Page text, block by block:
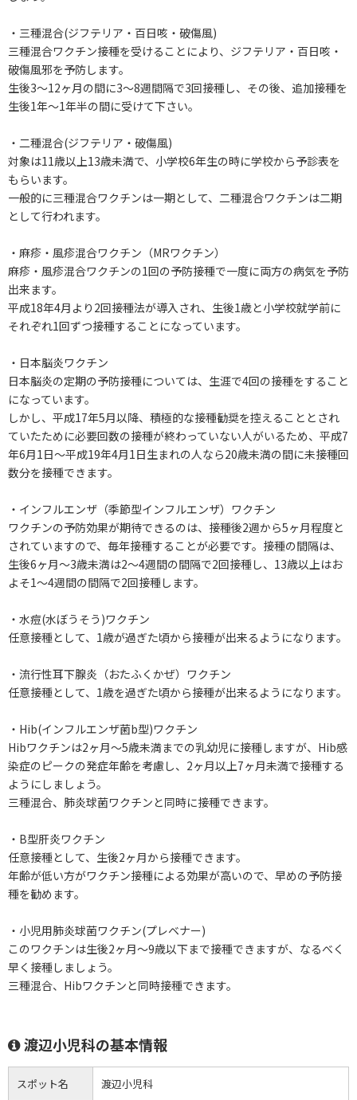
・三種混合(ジフテリア・百日咳・破傷風)
三種混合ワクチン接種を受けることにより、ジフテリア・百日咳・
破傷風邪を予防します。
生後3～12ヶ月の間に3～8週間隔で3回接種し、その後、追加接種を
生後1年～1年半の間に受けて下さい。
・二種混合(ジフテリア・破傷風)
対象は11歳以上13歳未満で、小学校6年生の時に学校から予診表を
もらいます。
一般的に三種混合ワクチンは一期として、二種混合ワクチンは二期
として行われます。
・麻疹・風疹混合ワクチン（MRワクチン）
麻疹・風疹混合ワクチンの1回の予防接種で一度に両方の病気を予防
出来ます。
平成18年4月より2回接種法が導入され、生後1歳と小学校就学前に
それぞれ1回ずつ接種することになっています。
・日本脳炎ワクチン
日本脳炎の定期の予防接種については、生涯で4回の接種をすること
になっています。
しかし、平成17年5月以降、積極的な接種勧奨を控えることとされ
ていたために必要回数の接種が終わっていない人がいるため、平成7
年6月1日～平成19年4月1日生まれの人なら20歳未満の間に未接種回
数分を接種できます。
・インフルエンザ（季節型インフルエンザ）ワクチン
ワクチンの予防効果が期待できるのは、接種後2週から5ヶ月程度と
されていますので、毎年接種することが必要です。接種の間隔は、
生後6ヶ月～3歳未満は2～4週間の間隔で2回接種し、13歳以上はお
よそ1～4週間の間隔で2回接種します。
・水痘(水ぼうそう)ワクチン
任意接種として、1歳が過ぎた頃から接種が出来るようになります。
・流行性耳下腺炎（おたふくかぜ）ワクチン
任意接種として、1歳を過ぎた頃から接種が出来るようになります。
・Hib(インフルエンザ菌b型)ワクチン
Hibワクチンは2ヶ月～5歳未満までの乳幼児に接種しますが、Hib感
染症のピークの発症年齢を考慮し、2ヶ月以上7ヶ月未満で接種する
ようにしましょう。
三種混合、肺炎球菌ワクチンと同時に接種できます。
・B型肝炎ワクチン
任意接種として、生後2ヶ月から接種できます。
年齢が低い方がワクチン接種による効果が高いので、早めの予防接
種を勧めます。
・小児用肺炎球菌ワクチン(プレベナー)
このワクチンは生後2ヶ月～9歳以下まで接種できますが、なるべく
早く接種しましょう。
三種混合、Hibワクチンと同時接種できます。
渡辺小児科の基本情報
スポット名 渡辺小児科